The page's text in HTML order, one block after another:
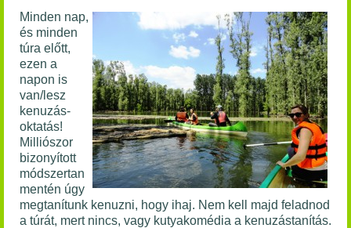
Minden nap,
és minden
túra előtt,
ezen a
napon is
van/lesz
kenuzás-
oktatás!
Milliószor
bizonyított
módszertan
mentén úgy
megtanítunk kenuzni, hogy ihaj. Nem kell majd feladnod
a túrát, mert nincs, vagy kutyakomédia a kenuzástanítás.